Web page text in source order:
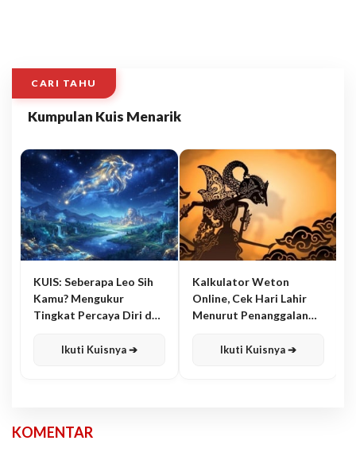
CARI TAHU
Kumpulan Kuis Menarik
KUIS: Seberapa Leo Sih
Kamu? Mengukur
Tingkat Percaya Diri dan
Ikuti Kuisnya ➔
Kalkulator Weton
Online, Cek Hari Lahir
Menurut Penanggalan
Ikuti Kuisnya ➔
KOMENTAR